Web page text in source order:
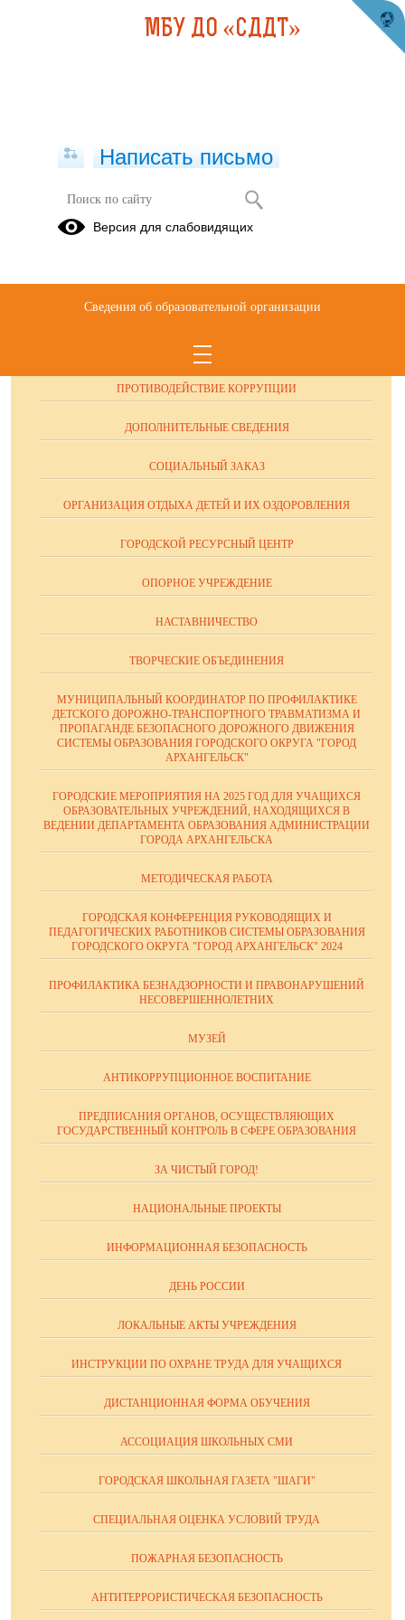
Публикации за 11.03.2025
ОБРАЩЕНИЯ ГРАЖДАН
ПРОТИВОДЕЙСТВИЕ КОРРУПЦИИ
ДОПОЛНИТЕЛЬНЫЕ СВЕДЕНИЯ
СОЦИАЛЬНЫЙ ЗАКАЗ
ОРГАНИЗАЦИЯ ОТДЫХА ДЕТЕЙ И ИХ ОЗДОРОВЛЕНИЯ
ГОРОДСКОЙ РЕСУРСНЫЙ ЦЕНТР
ОПОРНОЕ УЧРЕЖДЕНИЕ
НАСТАВНИЧЕСТВО
ТВОРЧЕСКИЕ ОБЪЕДИНЕНИЯ
МУНИЦИПАЛЬНЫЙ КООРДИНАТОР ПО ПРОФИЛАКТИКЕ
ДЕТСКОГО ДОРОЖНО-ТРАНСПОРТНОГО ТРАВМАТИЗМА И
ПРОПАГАНДЕ БЕЗОПАСНОГО ДОРОЖНОГО ДВИЖЕНИЯ
СИСТЕМЫ ОБРАЗОВАНИЯ ГОРОДСКОГО ОКРУГА "ГОРОД
АРХАНГЕЛЬСК"
ГОРОДСКИЕ МЕРОПРИЯТИЯ НА 2025 ГОД ДЛЯ УЧАЩИХСЯ
ОБРАЗОВАТЕЛЬНЫХ УЧРЕЖДЕНИЙ, НАХОДЯЩИХСЯ В
ВЕДЕНИИ ДЕПАРТАМЕНТА ОБРАЗОВАНИЯ АДМИНИСТРАЦИИ
ГОРОДА АРХАНГЕЛЬСКА
МЕТОДИЧЕСКАЯ РАБОТА
ГОРОДСКАЯ КОНФЕРЕНЦИЯ РУКОВОДЯЩИХ И
ПЕДАГОГИЧЕСКИХ РАБОТНИКОВ СИСТЕМЫ ОБРАЗОВАНИЯ
ГОРОДСКОГО ОКРУГА "ГОРОД АРХАНГЕЛЬСК" 2024
ПРОФИЛАКТИКА БЕЗНАДЗОРНОСТИ И ПРАВОНАРУШЕНИЙ
НЕСОВЕРШЕННОЛЕТНИХ
МУЗЕЙ
АНТИКОРРУПЦИОННОЕ ВОСПИТАНИЕ
ПРЕДПИСАНИЯ ОРГАНОВ, ОСУЩЕСТВЛЯЮЩИХ
ГОСУДАРСТВЕННЫЙ КОНТРОЛЬ В СФЕРЕ ОБРАЗОВАНИЯ
ЗА ЧИСТЫЙ ГОРОД!
НАЦИОНАЛЬНЫЕ ПРОЕКТЫ
ИНФОРМАЦИОННАЯ БЕЗОПАСНОСТЬ
ДЕНЬ РОССИИ
ЛОКАЛЬНЫЕ АКТЫ УЧРЕЖДЕНИЯ
ИНСТРУКЦИИ ПО ОХРАНЕ ТРУДА ДЛЯ УЧАЩИХСЯ
ДИСТАНЦИОННАЯ ФОРМА ОБУЧЕНИЯ
АССОЦИАЦИЯ ШКОЛЬНЫХ СМИ
ГОРОДСКАЯ ШКОЛЬНАЯ ГАЗЕТА "ШАГИ"
СПЕЦИАЛЬНАЯ ОЦЕНКА УСЛОВИЙ ТРУДА
ПОЖАРНАЯ БЕЗОПАСНОСТЬ
АНТИТЕРРОРИСТИЧЕСКАЯ БЕЗОПАСНОСТЬ
МБУ ДО «СДДТ»
Написать письмо
Версия для слабовидящих
Сведения об образовательной организации